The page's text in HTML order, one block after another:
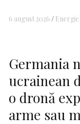
6 august 2026 Energie
Germania
ucrainean
o dronă
arme sau